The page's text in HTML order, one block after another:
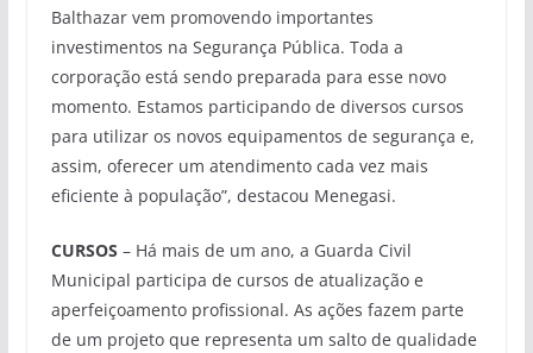
Balthazar vem promovendo importantes
investimentos na Segurança Pública. Toda a
corporação está sendo preparada para esse novo
momento. Estamos participando de diversos cursos
para utilizar os novos equipamentos de segurança e,
assim, oferecer um atendimento cada vez mais
eficiente à população”, destacou Menegasi.
CURSOS – Há mais de um ano, a Guarda Civil
Municipal participa de cursos de atualização e
aperfeiçoamento profissional. As ações fazem parte
de um projeto que representa um salto de qualidade